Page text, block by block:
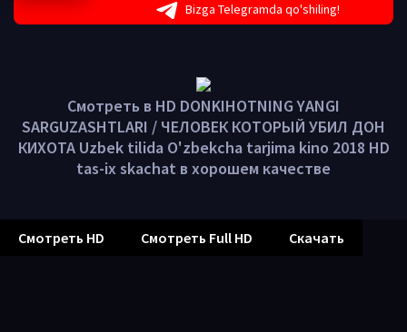
Bizga Telegramda qo'shiling!
Смотреть в HD DONKIHOTNING YANGI
SARGUZASHTLARI / ЧЕЛОВЕК КОТОРЫЙ УБИЛ ДОН
КИХОТА Uzbek tilida O'zbekcha tarjima kino 2018 HD
tas-ix skachat в хорошем качестве
Смотреть HD Смотреть Full HD Скачать